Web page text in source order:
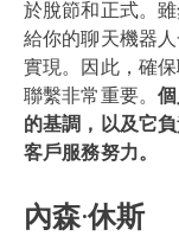
於脫節和正式。
給你的聊天機器
實現。因此，確
聯繫非常重要。
的基調，以及它
客戶服務努力。
內森·休斯